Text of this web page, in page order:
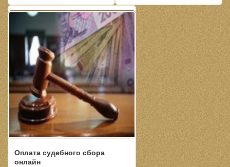
Оплата судебного сбора
онлайн